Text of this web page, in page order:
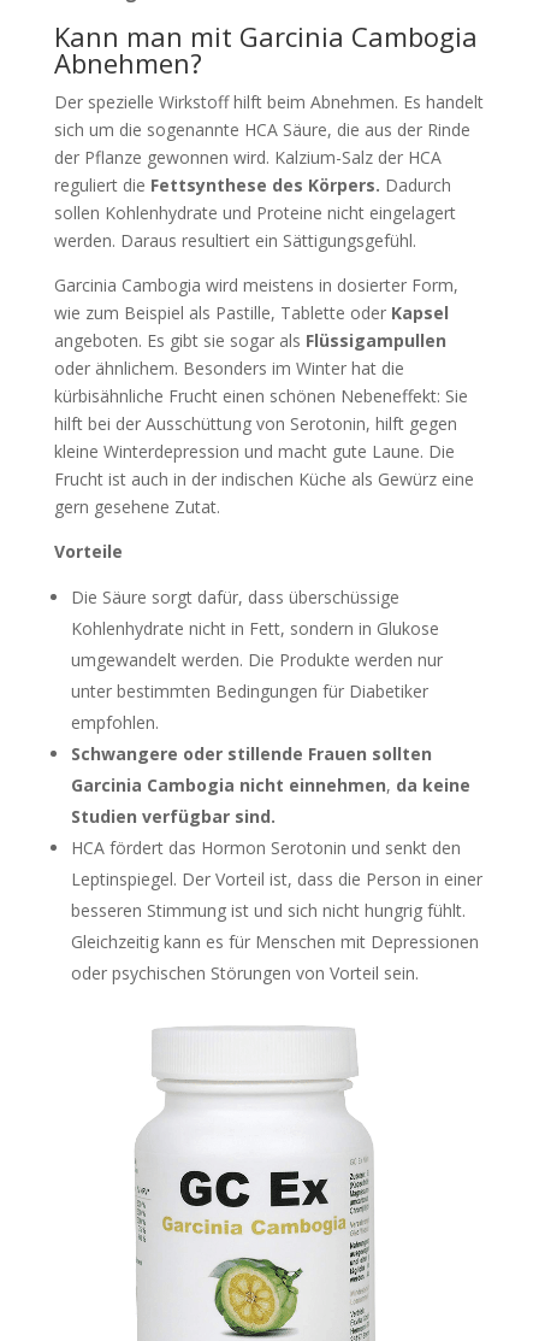
Kann man mit Garcinia Cambogia
Abnehmen?
Der spezielle Wirkstoff hilft beim Abnehmen. Es handelt
sich um die sogenannte HCA Säure, die aus der Rinde
der Pflanze gewonnen wird. Kalzium-Salz der HCA
reguliert die Fettsynthese des Körpers. Dadurch
sollen Kohlenhydrate und Proteine nicht eingelagert
werden. Daraus resultiert ein Sättigungsgefühl.
Garcinia Cambogia wird meistens in dosierter Form,
wie zum Beispiel als Pastille, Tablette oder Kapsel
angeboten. Es gibt sie sogar als Flüssigampullen
oder ähnlichem. Besonders im Winter hat die
kürbisähnliche Frucht einen schönen Nebeneffekt: Sie
hilft bei der Ausschüttung von Serotonin, hilft gegen
kleine Winterdepression und macht gute Laune. Die
Frucht ist auch in der indischen Küche als Gewürz eine
gern gesehene Zutat.
Vorteile
Die Säure sorgt dafür, dass überschüssige
Kohlenhydrate nicht in Fett, sondern in Glukose
umgewandelt werden. Die Produkte werden nur
unter bestimmten Bedingungen für Diabetiker
empfohlen.
Schwangere oder stillende Frauen sollten
Garcinia Cambogia nicht einnehmen, da keine
Studien verfügbar sind.
HCA fördert das Hormon Serotonin und senkt den
Leptinspiegel. Der Vorteil ist, dass die Person in einer
besseren Stimmung ist und sich nicht hungrig fühlt.
Gleichzeitig kann es für Menschen mit Depressionen
oder psychischen Störungen von Vorteil sein.